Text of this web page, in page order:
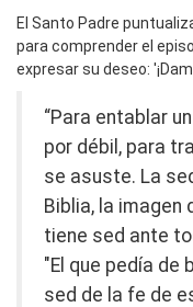
El Santo Padre
para comprender el
expresar su deseo:
“Para entablar
por débil, para
se asuste. La
Biblia, la imagen
tiene sed ante
"El que pedía de
sed de la fe de